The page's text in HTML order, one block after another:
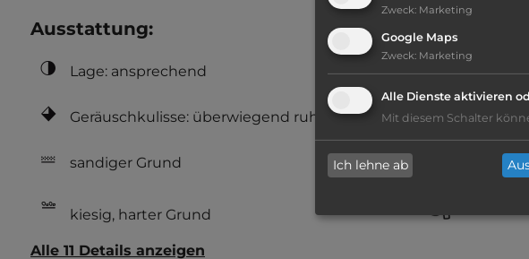
Ausstattung:
Lage: ansprechend
Geräuschkulisse: überwiegend ruhig
sandiger Grund
kiesig, harter Grund
teilweise
Alle 11 Details anzeigen
Zweck: Marketing
Google Maps
Zweck: Marketing
Alle Dienste aktivieren
Mit diesem Schalter
Ich lehne ab